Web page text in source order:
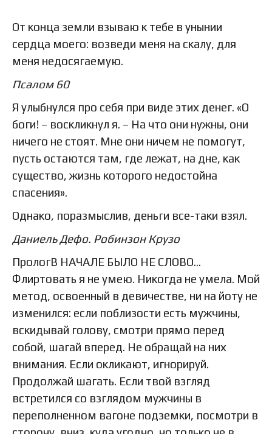
От конца земли взываю к тебе в унынии
сердца моего: возведи меня на скалу, для
меня недосягаемую.
Псалом 60
Я улыбнулся про себя при виде этих денег. «О
боги! – воскликнул я. – На что они нужны, они
ничего не стоят. Мне они ничем не помогут,
пусть остаются там, где лежат, на дне, как
существо, жизнь которого недостойна
спасения».
Однако, поразмыслив, деньги все-таки взял.
Даниель Дефо. Робинзон Крузо
ПрологВ НАЧАЛЕ БЫЛО НЕ СЛОВО…
Флиртовать я не умею. Никогда не умела. Мой
метод, освоенный в девичестве, ни на йоту не
изменился: если поблизости есть мужчины,
вскидывай голову, смотри прямо перед
собой, шагай вперед. Не обращай на них
внимания. Если окликают, игнорируй.
Продолжай шагать. Если твой взгляд
встретился со взглядом мужчины в
переполненном вагоне подземки, посмотри в